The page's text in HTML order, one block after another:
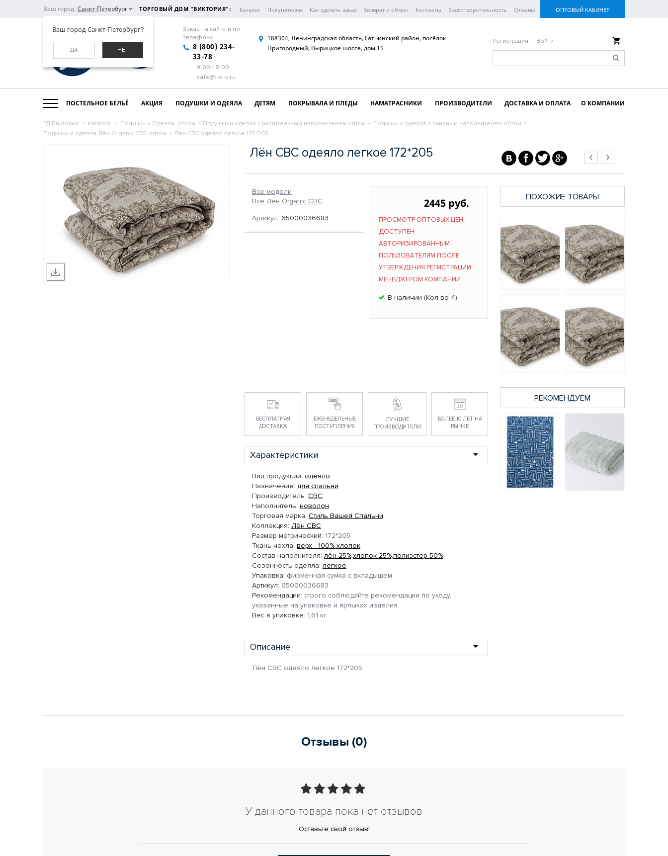
Ваш город: Санкт-Петербург
Ваш город Санкт-Петербург?
ДА НЕТ
ТОРГОВЫЙ ДОМ "ВИКТОРИЯ": Каталог Покупателям Как сделать заказ Возврат и обмен Контакты Благотворительность Отзывы ОПТОВЫЙ КАБИНЕТ
Заказ на сайте и по
телефону
8 (800) 234-
33-78
9:00-18:00
sale@t-d-v.ru
188304, Ленинградская область, Гатчинский район, посёлок
Пригородный, Вырицкое шоссе, дом 15
Регистрация Войти
ПОСТЕЛЬНОЕ БЕЛЬЁ АКЦИЯ ПОДУШКИ И ОДЕЯЛА ДЕТЯМ ПОКРЫВАЛА И ПЛЕДЫ НАМАТРАСНИКИ ПРОИЗВОДИТЕЛИ ДОСТАВКА И ОПЛАТА О КОМПАНИИ
ТД Виктория. > Каталог. > Подушки и Одеяла. оптом > Подушки и одеяла с растительным наполнителем оптом > Подушки и одеяла с льняным наполнителем оптом >
Подушки и одеяла Лён Organic СВС оптом > Лён СВС одеяло легкое 172*205
Лён СВС одеяло легкое 172*205
Все модели
Все Лён Organic СВС
Артикул: 65000036683
2445 руб.
ПРОСМОТР ОПТОВЫХ ЦЕН
ДОСТУПЕН
АВТОРИЗИРОВАННЫМ
ПОЛЬЗОВАТЕЛЯМ ПОСЛЕ
УТВЕРЖДЕНИЯ РЕГИСТРАЦИИ
МЕНЕДЖЕРОМ КОМПАНИИ
В наличии (Кол-во 4)
БЕСПЛАТНАЯ
ДОСТАВКА
ЕЖЕНЕДЕЛЬНЫЕ
ПОСТУПЛЕНИЯ
ЛУЧШИЕ
ПРОИЗВОДИТЕЛИ
БОЛЕЕ 10 ЛЕТ НА
РЫНКЕ
Характеристики
Вид продукции: одеяло
Назначение: для спальни
Производитель: СВС
Наполнитель: новолон
Торговая марка: Стиль Вашей Спальни
Коллекция: Лён СВС
Размер метрический: 172*205
Ткань чехла: верх - 100% хлопок
Состав наполнителя: лён 25%,хлопок 25%,полиэстер 50%
Сезонность одеяла: легкое
Упаковка: фирменная сумка с вкладышем
Артикул: 65000036683
Рекомендации: строго соблюдайте рекомендации по уходу,
указанные на упаковке и ярлыках изделия
Вес в упаковке: 1,61 кг
Описание
Лён СВС одеяло легкое 172*205
ПОХОЖИЕ ТОВАРЫ
Лён СВС одеяло
200*220
3352 руб.
Лён СВС одеяло
легкое 200*220
2842 руб.
Лён СВС одеяло
140*205
2431 руб.
172*205
2906 руб.
РЕКОМЕНДУЕМ
Отзывы (0)
У данного товара пока нет отзывов
Оставьте свой отзыв!